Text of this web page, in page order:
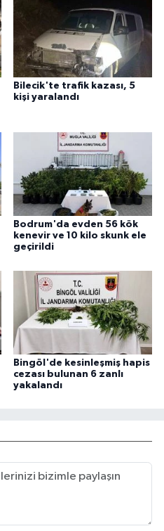
Bilecik'te trafik kazası, 5
kişi yaralandı
Bodrum'da evden 56 kök
kenevir ve 10 kilo skunk ele
geçirildi
Bingöl'de kesinleşmiş hapis
cezası bulunan 6 zanlı
yakalandı